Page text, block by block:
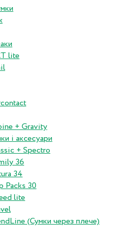
lite
+ Gravity
і аксесуари
+ Spectro
36
34
Packs 30
lite
(Сумки через плече)